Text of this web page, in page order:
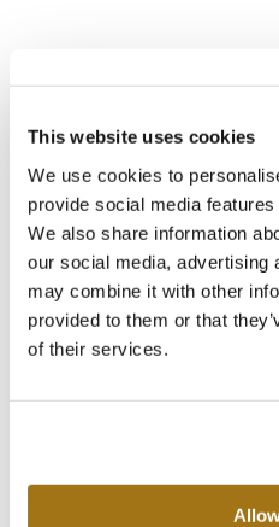
This website uses cookies
We use cookies to
provide social media
We also share information
our social media, advertising
may combine it with other
provided to them or that
of their services.
Kataloge und